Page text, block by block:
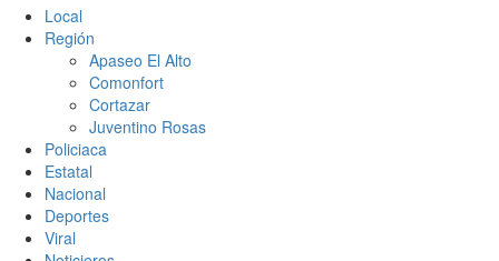
principal
Local
Región
Apaseo El Alto
Comonfort
Cortazar
Juventino Rosas
Policiaca
Estatal
Nacional
Deportes
Viral